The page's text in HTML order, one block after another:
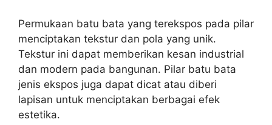
Permukaan batu bata yang terekspos pada pilar
menciptakan tekstur dan pola yang unik.
Tekstur ini dapat memberikan kesan industrial
dan modern pada bangunan. Pilar batu bata
jenis ekspos juga dapat dicat atau diberi
lapisan untuk menciptakan berbagai efek
estetika.